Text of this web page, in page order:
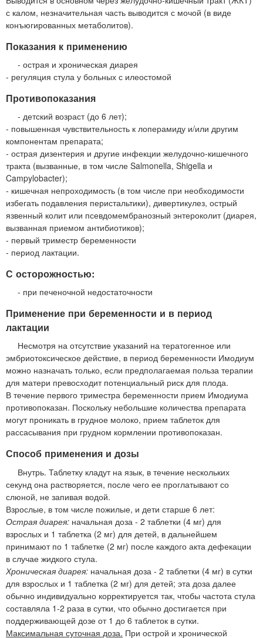
с калом, незначительная часть выводится с мочой (в виде
конъюгированных метаболитов).
Показания к применению
- острая и хроническая диарея
- регуляция стула у больных с илеостомой
Противопоказания
- детский возраст (до 6 лет);
- повышенная чувствительность к лоперамиду и/или другим
компонентам препарата;
- острая дизентерия и другие инфекции желудочно-кишечного
тракта (вызванные, в том числе Salmonella, Shigella и
Campylobacter);
- кишечная непроходимость (в том числе при необходимости
избегать подавления перистальтики), дивертикулез, острый
язвенный колит или псевдомембранозный энтероколит (диарея,
вызванная приемом антибиотиков);
- первый триместр беременности
- период лактации.
С осторожностью:
- при печеночной недостаточности
Применение при беременности и в период
лактации
Несмотря на отсутствие указаний на тератогенное или
эмбриотоксическое действие, в период беременности Имодиум
можно назначать только, если предполагаемая польза терапии
для матери превосходит потенциальный риск для плода.
В течение первого триместра беременности прием Имодиума
противопоказан. Поскольку небольшие количества препарата
могут проникать в грудное молоко, прием таблеток для
рассасывания при грудном кормлении противопоказан.
Способ применения и дозы
Внутрь. Таблетку кладут на язык, в течение нескольких
секунд она растворяется, после чего ее проглатывают со
слюной, не запивая водой.
Взрослые, в том числе пожилые, и дети старше 6 лет:
Острая диарея: начальная доза - 2 таблетки (4 мг) для
взрослых и 1 таблетка (2 мг) для детей, в дальнейшем
принимают по 1 таблетке (2 мг) после каждого акта дефекации
в случае жидкого стула.
Хроническая диарея: начальная доза - 2 таблетки (4 мг) в сутки
для взрослых и 1 таблетка (2 мг) для детей; эта доза далее
обычно индивидуально корректируется так, чтобы частота стула
составляла 1-2 раза в сутки, что обычно достигается при
поддерживающей дозе от 1 до 6 таблеток в сутки.
Максимальная суточная доза. При острой и хронической